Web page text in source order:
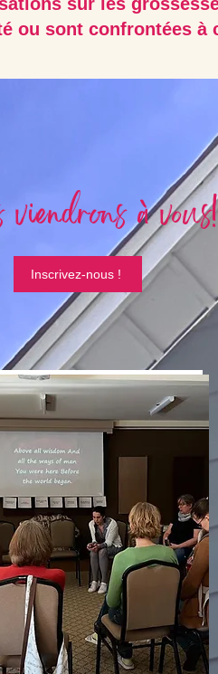
ou sont confrontées à
à vous!
Inscrivez-nous !